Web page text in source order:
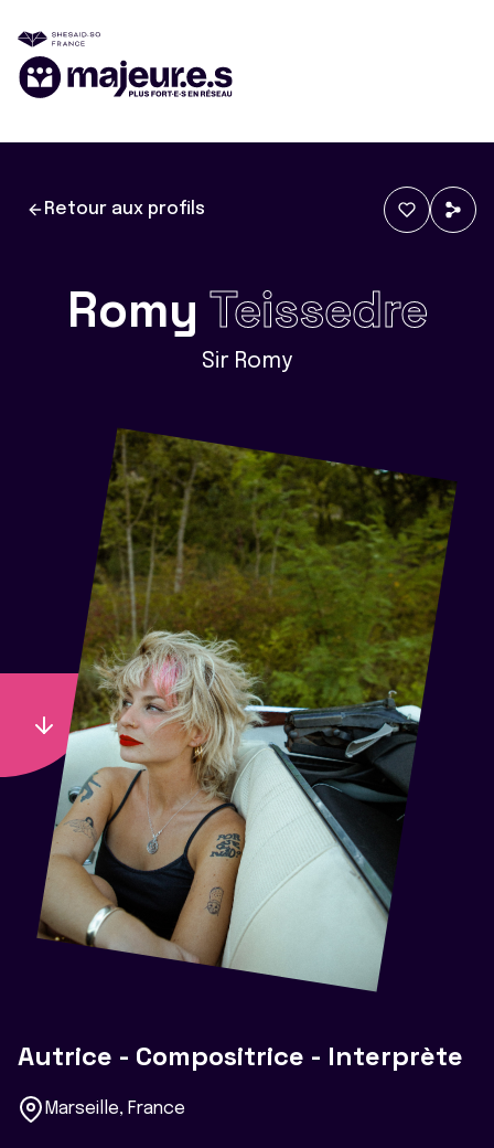
Retour aux profils
Romy Teissedre
Sir Romy
Autrice - Compositrice - Interprète
Marseille, France